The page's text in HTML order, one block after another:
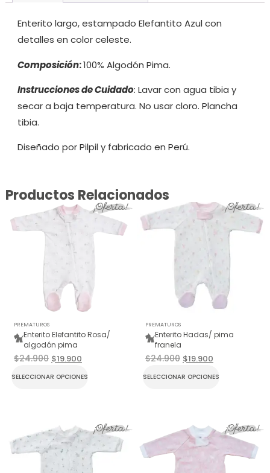
Enterito largo, estampado Elefantito Azul con
detalles en color celeste.
Composición:100% Algodón Pima.
Instrucciones de Cuidado: Lavar con agua tibia y
secar a baja temperatura. No usar cloro. Plancha
tibia.
Diseñado por Pilpil y fabricado en Perú.
Productos Relacionados
¡Oferta!
PREMATUROS
Enterito Elefantito Rosa/
algodón pima
$24.900 $19.900
SELECCIONAR OPCIONES
¡Oferta!
PREMATUROS
Enterito Hadas/ pima
franela
$24.900 $19.900
SELECCIONAR OPCIONES
¡Oferta! ¡Oferta!